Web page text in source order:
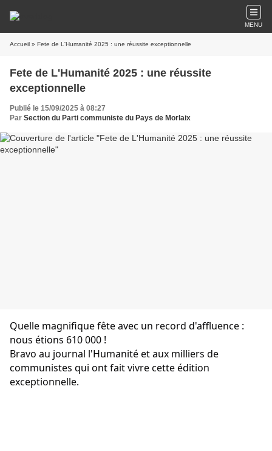
MENU
Accueil » Fete de L'Humanité 2025 : une réussite exceptionnelle
Fete de L'Humanité 2025 : une réussite
exceptionnelle
Publié le 15/09/2025 à 08:27
Par Section du Parti communiste du Pays de Morlaix
Quelle magnifique fête avec un record d'affluence :
nous étions 610 000 !
Bravo au journal l'Humanité et aux milliers de
communistes qui ont fait vivre cette édition
exceptionnelle.